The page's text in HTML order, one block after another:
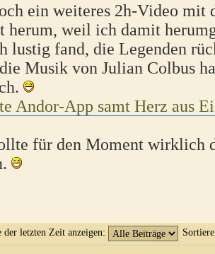
ein weiteres 2h-Video mit
herum, weil ich damit
lustig fand, die Legenden
Musik von Julian Colbus
Andor-App samt Herz aus
für den Moment wirklich
der letzten Zeit anzeigen: